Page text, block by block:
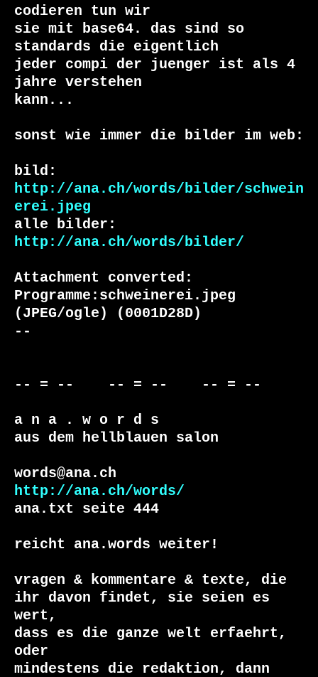
codieren tun wir
sie mit base64. das sind so
standards die eigentlich
jeder compi der juenger ist als 4
jahre verstehen
kann...
sonst wie immer die bilder im web:
http://ana.ch/words/bilder/schwein
erei.jpeg
http://ana.ch/words/bilder/
Attachment converted:
Programme:schweinerei.jpeg
(JPEG/ogle) (0001D28D)
--
-- = --    -- = --    -- = --
a n a . w o r d s
aus dem hellblauen salon
http://ana.ch/words/
ana.txt seite 444
reicht ana.words weiter!
vragen & kommentare & texte, die
ihr davon findet, sie seien es
wert,
dass es die ganze welt erfaehrt,
oder